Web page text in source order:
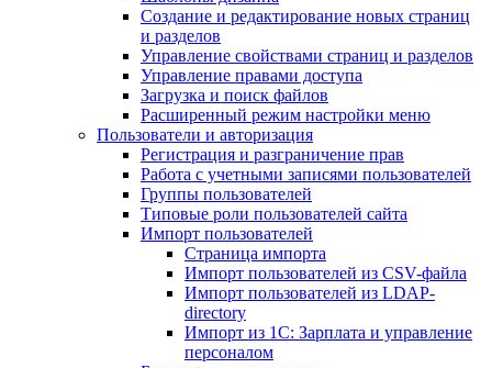
Создание и редактирование новых страниц
и разделов
Управление свойствами страниц и разделов
Управление правами доступа
Загрузка и поиск файлов
Расширенный режим настройки меню
Пользователи и авторизация
Регистрация и разграничение прав
Работа с учетными записями пользователей
Группы пользователей
Типовые роли пользователей сайта
Импорт пользователей
Страница импорта
Импорт пользователей из CSV-файла
Импорт пользователей из LDAP-
directory
Импорт из 1С: Зарплата и управление
персоналом